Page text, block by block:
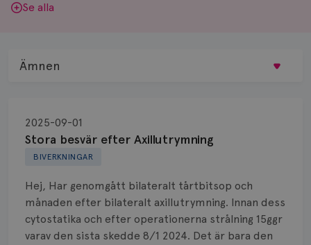
Se alla
BIVERKNINGAR
Stora besvär efter Axillutrymning
2025-09-01
Hej, Har genomgått bilateralt tårtbitsop och
månaden efter bilateralt axillutrymning. Innan dess
cytostatika och efter operationerna strålning 15ggr
varav den sista skedde 8/1 2024. Det är bara den
Ämnen
Biopsi
Biverkningar
Bröstvårta
Knöl